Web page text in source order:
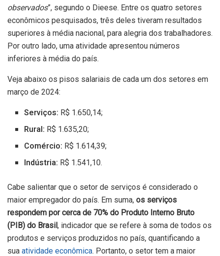
observados”, segundo o Dieese. Entre os quatro setores
econômicos pesquisados, três deles tiveram resultados
superiores à média nacional, para alegria dos trabalhadores.
Por outro lado, uma atividade apresentou números
inferiores à média do país.
Veja abaixo os pisos salariais de cada um dos setores em
março de 2024:
Serviços: R$ 1.650,14;
Rural: R$ 1.635,20;
Comércio: R$ 1.614,39;
Indústria: R$ 1.541,10.
Cabe salientar que o setor de serviços é considerado o
maior empregador do país. Em suma, os serviços
respondem por cerca de 70% do Produto Interno Bruto
(PIB) do Brasil, indicador que se refere à soma de todos os
produtos e serviços produzidos no país, quantificando a
sua atividade econômica. Portanto, o setor tem a maior